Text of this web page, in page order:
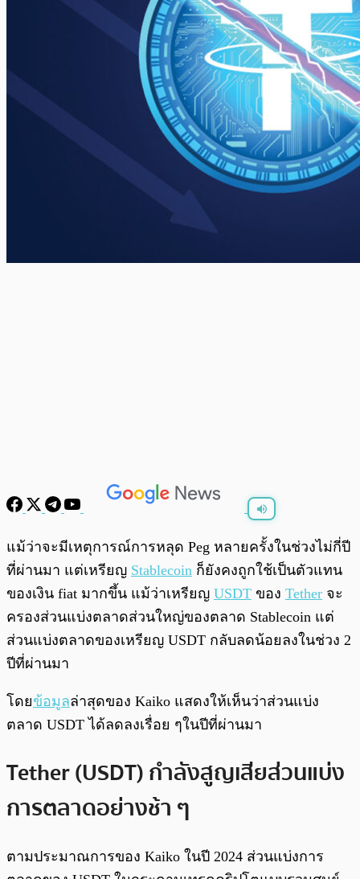
พร้อมเล่น 0:00 / 0:00
แม้ว่าจะมีเหตุการณ์การหลุด Peg หลายครั้งในช่วงไม่กี่ปี
ที่ผ่านมา แต่เหรียญ Stablecoin ก็ยังคงถูกใช้เป็นตัวแทน
ของเงิน fiat มากขึ้น แม้ว่าเหรียญ USDT ของ Tether จะ
ครองส่วนแบ่งตลาดส่วนใหญ่ของตลาด Stablecoin แต่
ส่วนแบ่งตลาดของเหรียญ USDT กลับลดน้อยลงในช่วง 2
ปีที่ผ่านมา
โดยข้อมูลล่าสุดของ Kaiko แสดงให้เห็นว่าส่วนแบ่ง
ตลาด USDT ได้ลดลงเรื่อย ๆในปีที่ผ่านมา
Tether (USDT) กำลังสูญเสียส่วนแบ่ง
การตลาดอย่างช้า ๆ
ตามประมาณการของ Kaiko ในปี 2024 ส่วนแบ่งการ